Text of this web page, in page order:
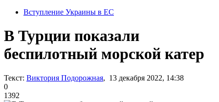
Вступление Украины в ЕС
В Турции показали
беспилотный морской катер
Текст: Виктория Подорожная, 13 декабря 2022, 14:38
0
1392